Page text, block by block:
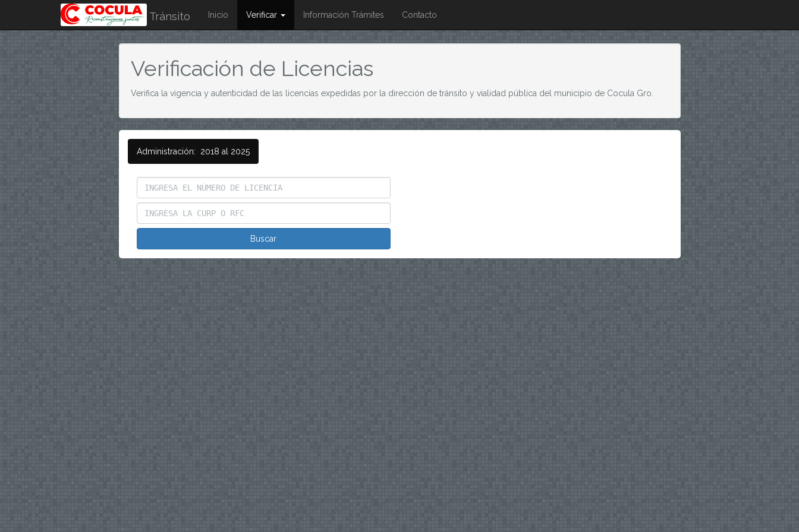
Tránsito Inicio Verificar Información Trámites Contacto
Verificación de Licencias
Verifica la vigencia y autenticidad de las licencias expedidas por la dirección de tránsito y vialidad pública del municipio de Cocula Gro.
Administración: 2018 al 2025
Buscar